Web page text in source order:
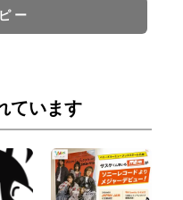
ー
ています